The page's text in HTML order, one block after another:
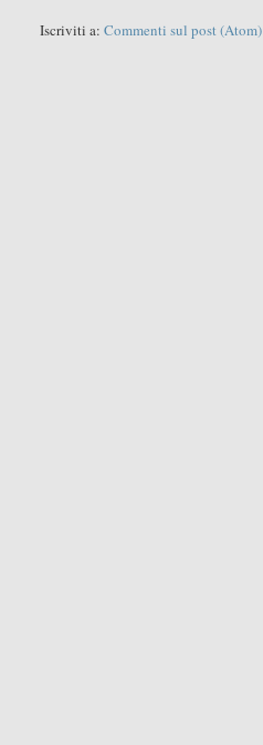
Iscriviti a:Commenti sul post (Atom)